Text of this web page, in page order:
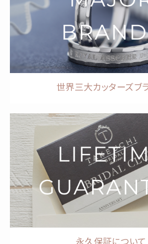
世界三大カッターズブ
永久保証について